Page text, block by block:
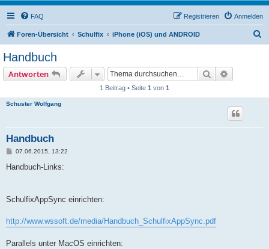
FAQ Anmelden
Registrieren
Foren-Übersicht Schulfix iPhone (iOS) und ANDROID
Handbuch
Antworten Suche
1 Beitrag • Seite 1 von 1
Schuster Wolfgang
Handbuch
B
i
07.06.2015, 13:22
Handbuch-Links:
SchulfixAppSync einrichten:
http://www.wssoft.de/media/Handbuch_SchulfixAppSync.pdf
Parallels unter MacOS einrichten: